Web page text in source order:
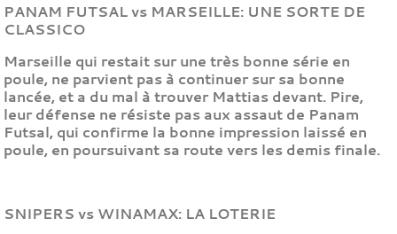
PANAM FUTSAL vs MARSEILLE: UNE SORTE DE
CLASSICO
Marseille qui restait sur une très bonne série en
poule, ne parvient pas à continuer sur sa bonne
lancée, et a du mal à trouver Mattias devant. Pire,
leur défense ne résiste pas aux assaut de Panam
Futsal, qui confirme la bonne impression laissé en
poule, en poursuivant sa route vers les demis finale.
SNIPERS vs WINAMAX: LA LOTERIE